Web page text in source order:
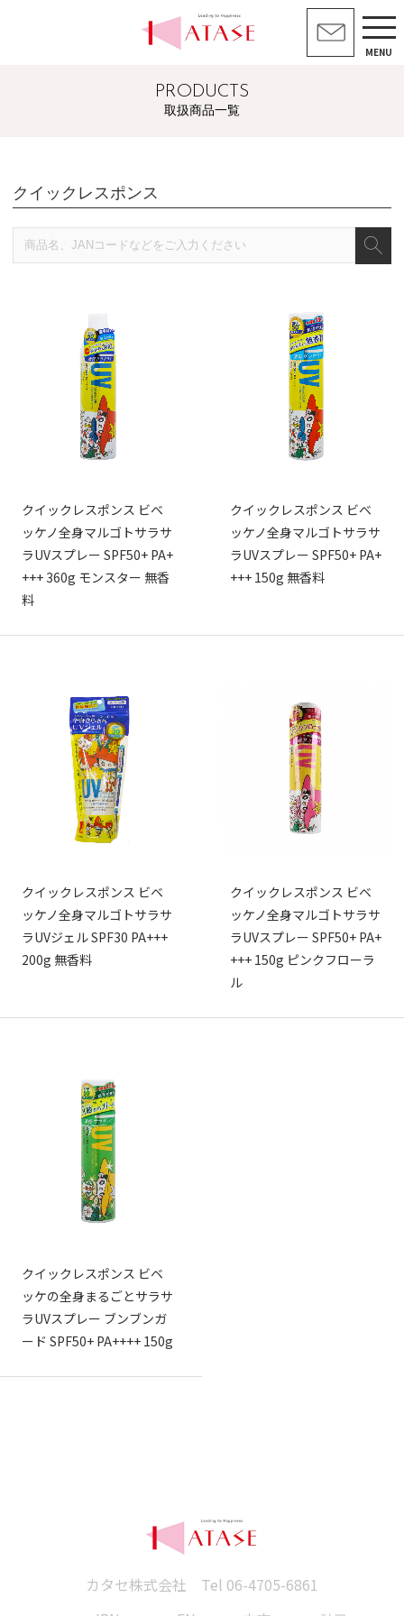
MENU
PRODUCTS
取扱商品一覧
クイックレスポンス
クイックレスポンス ビベ
ッケノ全身マルゴトサラサ
ラUVスプレー SPF50+ PA+
+++ 360g モンスター 無香
料
クイックレスポンス ビベ
ッケノ全身マルゴトサラサ
ラUVスプレー SPF50+ PA+
+++ 150g 無香料
クイックレスポンス ビベ
ッケノ全身マルゴトサラサ
ラUVジェル SPF30 PA+++
200g 無香料
クイックレスポンス ビベ
ッケノ全身マルゴトサラサ
ラUVスプレー SPF50+ PA+
+++ 150g ピンクフローラ
ル
クイックレスポンス ビベ
ッケの全身まるごとサラサ
ラUVスプレー ブンブンガ
ード SPF50+ PA++++ 150g
カタセ株式会社 Tel 06-4705-6861